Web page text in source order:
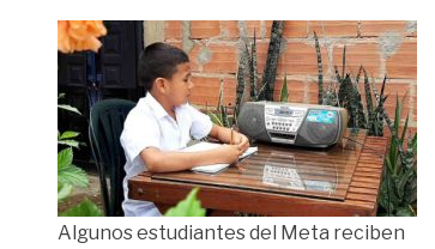
Algunos estudiantes del Meta reciben